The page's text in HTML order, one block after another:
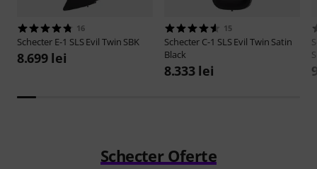
16
Schecter E-1 SLS Evil Twin SBK
8.699 lei
15
Schecter C-1 SLS Evil Twin Satin
Black
8.333 lei
Schecter Oferte